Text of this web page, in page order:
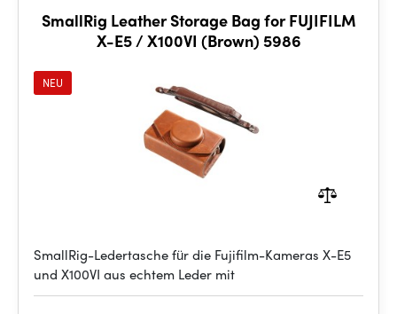
SmallRig Leather Storage Bag for FUJIFILM
X-E5 / X100VI (Brown) 5986
NEU
SmallRig-Ledertasche für die Fujifilm-Kameras X-E5
und X100VI aus echtem Leder mit